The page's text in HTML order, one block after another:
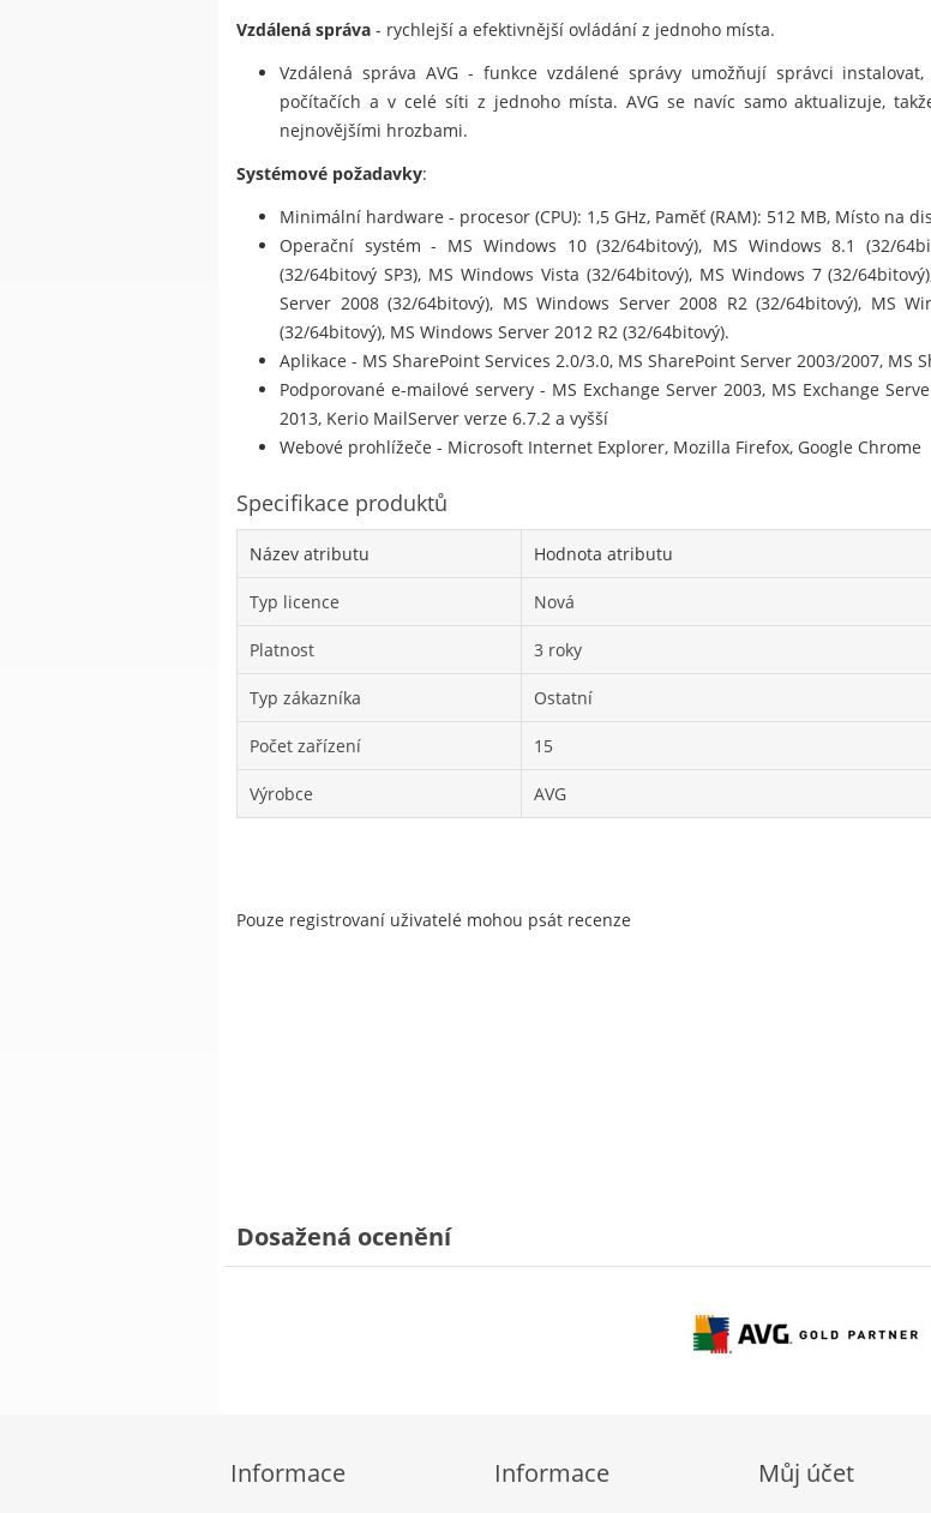
Vzdálená správa - rychlejší a efektivnější ovládání z jednoho místa.
Vzdálená správa AVG - funkce vzdálené správy umožňují správci
počítačích a v celé síti z jednoho místa. AVG se navíc samo aktualizuje,
nejnovějšími hrozbami.
Systémové požadavky:
Minimální hardware - procesor (CPU): 1,5 GHz, Paměť (RAM): 512 MB, Místo na
Operační systém - MS Windows 10 (32/64bitový), MS Windows 8.1 (32/
(32/64bitový SP3), MS Windows Vista (32/64bitový), MS Windows 7 (32/
Server 2008 (32/64bitový), MS Windows Server 2008 R2 (32/64bitový), MS
(32/64bitový), MS Windows Server 2012 R2 (32/64bitový).
Aplikace - MS SharePoint Services 2.0/3.0, MS SharePoint Server 2003/2007, MS
Podporované e-mailové servery - MS Exchange Server 2003, MS Exchange
2013, Kerio MailServer verze 6.7.2 a vyšší
Webové prohlížeče - Microsoft Internet Explorer, Mozilla Firefox, Google Chrome
Specifikace produktů
Název atributu Hodnota atributu
Typ licence Nová
Platnost 3 roky
Typ zákazníka Ostatní
Počet zařízení 15
Výrobce AVG
Pouze registrovaní uživatelé mohou psát recenze
Dosažená ocenění
Informace Informace Můj účet